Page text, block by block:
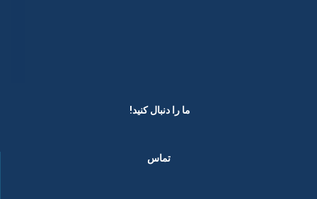
ما را دنبال کنید! ​
تماس